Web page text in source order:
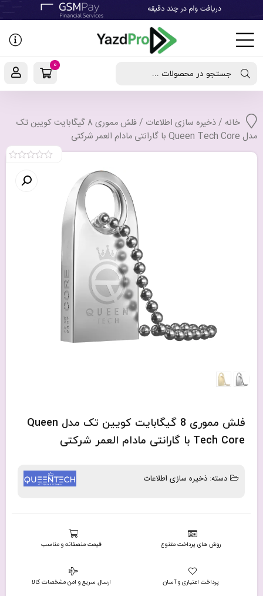
جستجو در محصولات ...
0
خانه /ذخیره سازی اطلاعات
/ فلش مموری 8 گیگابایت کویین تک
مدل Queen Tech Core با گارانتی مادام العمر شرکتی
فلش مموری 8 گیگابایت کویین تک مدل Queen
Tech Core با گارانتی مادام العمر شرکتی
دسته: ذخیره سازی اطلاعات
روش های پرداخت متنوع قیمت منصفانه و مناسب
پرداخت اعتباری و آسان ارسال سریع و امن مشخصات کالا